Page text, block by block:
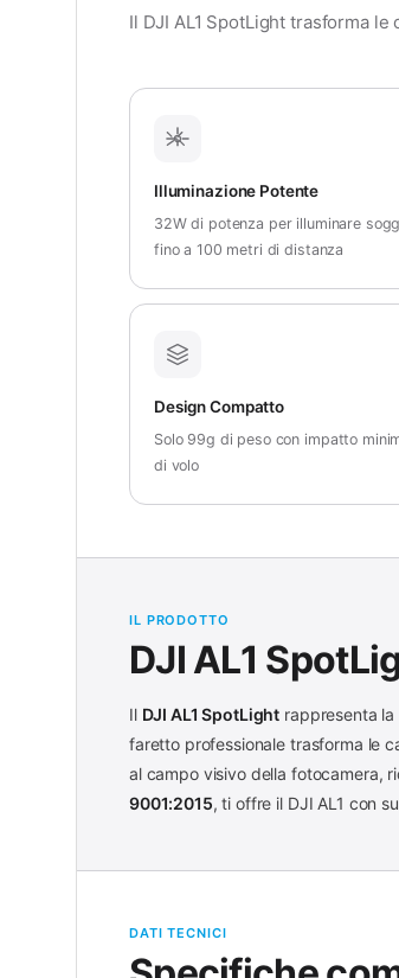
Il DJI AL1 SpotLight trasforma
Illuminazione Potente
32W di potenza per illuminare
fino a 100 metri di distanza
Design Compatto
Solo 99g di peso con impatto
di volo
IL PRODOTTO
DJI AL1
Il DJI AL1 SpotLight rappresenta
faretto professionale trasforma le
al campo visivo della fotocamera,
9001:2015, ti offre il DJI AL1 con
DATI TECNICI